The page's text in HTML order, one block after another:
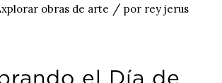
obras de arte / por rey jerus
el Día de